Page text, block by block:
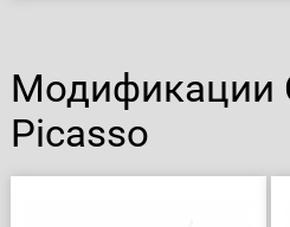
Модификации
Picasso